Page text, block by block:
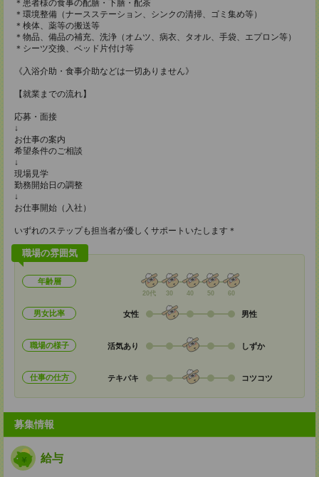
＊患者様の食事の配膳・下膳・配茶
＊環境整備（ナースステーション、シンクの清掃、ゴミ集め等）
＊検体、薬等の搬送等
＊物品、備品の補充、洗浄（オムツ、病衣、タオル、手袋、エプロン等）
＊シーツ交換、ベッド片付け等
《入浴介助・食事介助などは一切ありません》
【就業までの流れ】
応募・面接
↓
お仕事の案内
希望条件のご相談
↓
現場見学
勤務開始日の調整
↓
お仕事開始（入社）
いずれのステップも担当者が優しくサポートいたします＊
職場の雰囲気
年齢層
20代 30 40 50 60
男女比率 女性 男性
職場の様子 活気あり しずか
仕事の仕方 テキパキ コツコツ
募集情報
給与